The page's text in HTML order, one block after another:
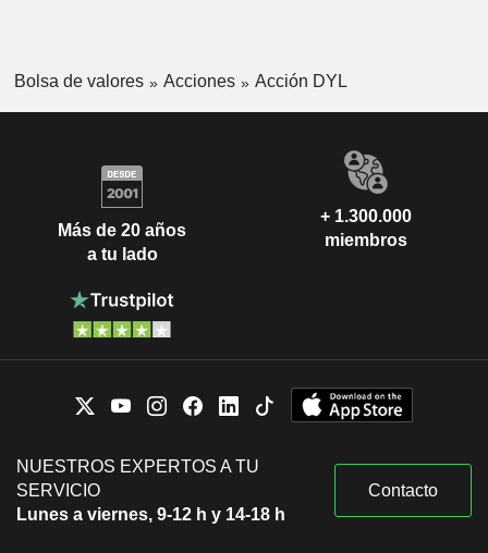
Bolsa de valores Acciones Acción DYL
Más de 20 años
a tu lado
+ 1.300.000
miembros
NUESTROS EXPERTOS A TU
SERVICIO
Lunes a viernes, 9-12 h y 14-18 h
Contacto